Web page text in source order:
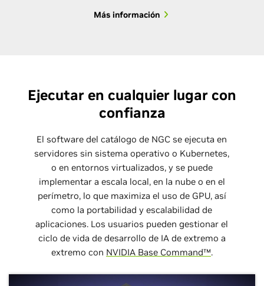
Más información
Ejecutar en cualquier lugar con
confianza
El software del catálogo de NGC se ejecuta en
servidores sin sistema operativo o Kubernetes,
o en entornos virtualizados, y se puede
implementar a escala local, en la nube o en el
perímetro, lo que maximiza el uso de GPU, así
como la portabilidad y escalabilidad de
aplicaciones. Los usuarios pueden gestionar el
ciclo de vida de desarrollo de IA de extremo a
extremo con NVIDIA Base Command™.